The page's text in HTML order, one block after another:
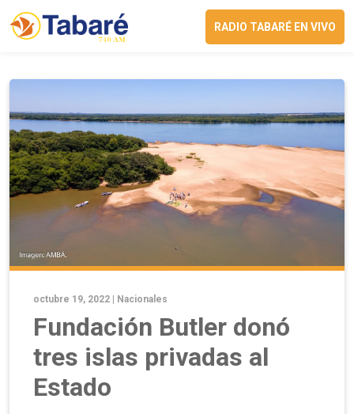
RADIO TABARÉ EN VIVO
octubre 19, 2022 | Nacionales
Fundación Butler donó
tres islas privadas al
Estado